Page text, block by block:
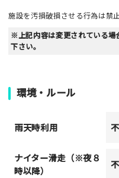
施設を汚損破損させる行為は禁止
※上記内容は変更されている場
下さい。
環境・ルール
雨天時利用
ナイター滑走（※夜８
時以降）